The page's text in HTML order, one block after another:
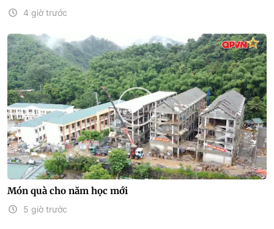
4 giờ trước
Món quà cho năm học mới
5 giờ trước